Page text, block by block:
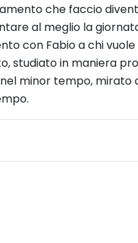
che faccio
al meglio la
con Fabio a chi
studiato in maniera
minor tempo, mirato